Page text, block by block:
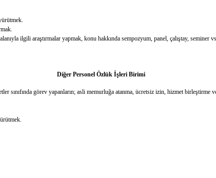
ilgili araştırmalar yapmak, konu hakkında sempozyum, panel, çalıştay,
Diğer Personel Özlük İşleri Birimi
sınıfında görev yapanların; asli memurluğa atanma, ücretsiz izin, hizmet